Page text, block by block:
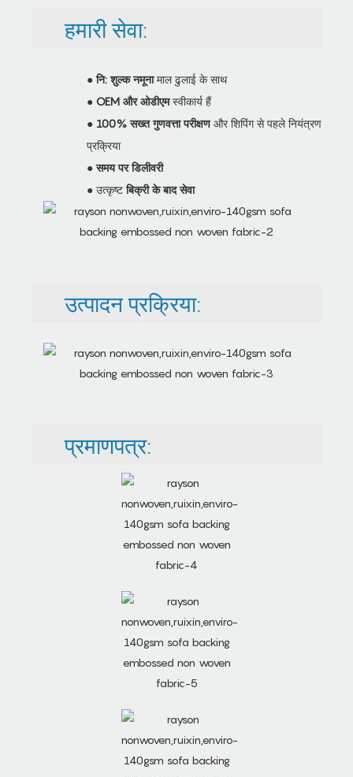
हमारी सेवा:
●नि: शुल्क नमूनामाल ढुलाई के साथ
● OEM और ओडीएमस्वीकार्य हैं
● 100% सख्त गुणवत्ता परीक्षणऔर शिपिंग से पहले नियंत्रण
प्रक्रिया
●समय पर डिलीवरी
● उत्कृष्टबिक्री के बाद सेवा
उत्पादन प्रक्रिया:
प्रमाणपत्र: